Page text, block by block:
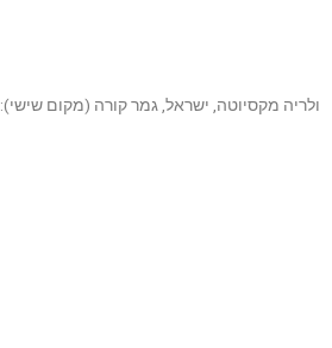
ולריה מקסיוטה, ישראל, גמר קורה (מקום שישי):